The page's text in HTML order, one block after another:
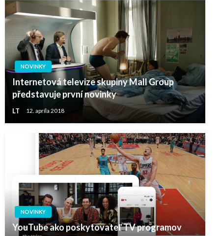
NOVINKY
Internetová televize skupiny Mall Group
představuje první novinky
LT 12. apríla 2018
NOVINKY
YouTube ako poskytovateľ TV programov